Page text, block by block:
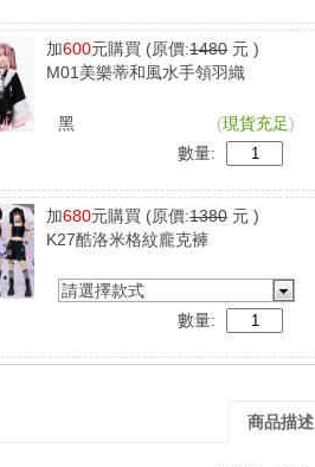
加600元購買 (原價:1480 元 )
M01美樂蒂和風水手領羽織
黑 (現貨充足)
數量:
加680元購買 (原價:1380 元 )
K27酷洛米格紋龐克褲
請選擇款式
數量:
商品描述